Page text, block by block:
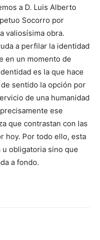
a D. Luis Alberto
Socorro por
valiosísima obra.
a perfilar la identidad
en un momento de
es la que hace
sentido la opción por
de una humanidad
ese
que contrastan con las
hoy. Por todo ello, esta
obligatoria sino que
a fondo.